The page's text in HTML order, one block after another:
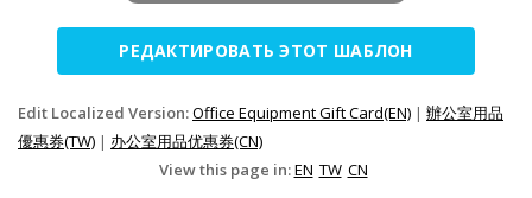
РЕДАКТИРОВАТЬ ЭТОТ ШАБЛОН
Edit Localized Version:Office Equipment Gift Card(EN) | 辦公室用品
優惠券(TW) | 办公室用品优惠券(CN)
View this page in:EN TW CN